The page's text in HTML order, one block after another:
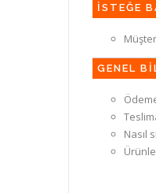
İSTEĞE
GENEL
Nasıl